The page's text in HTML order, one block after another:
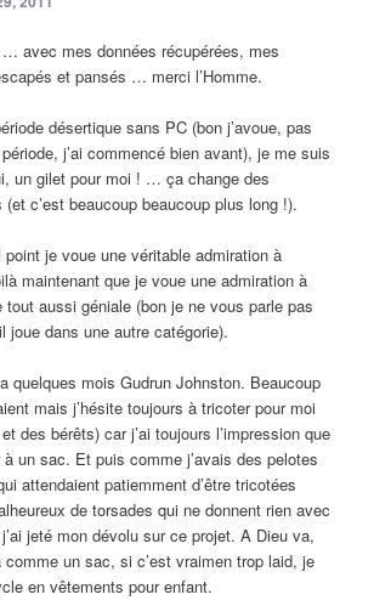
avec mes données récupérées, mes
et pansés … merci l’Homme.
désertique sans PC (bon j’avoue, pas
j’ai commencé bien avant), je me suis
un gilet pour moi ! … ça change des
c’est beaucoup beaucoup plus long !).
je voue une véritable admiration à
maintenant que je voue une admiration à
tout aussi géniale (bon je ne vous parle pas
joue dans une autre catégorie).
quelques mois Gudrun Johnston. Beaucoup
mais j’hésite toujours à tricoter pour moi
des bérêts) car j’ai toujours l’impression que
un sac. Et puis comme j’avais des pelotes
attendaient patiemment d’être tricotées
de torsades qui ne donnent rien avec
jeté mon dévolu sur ce projet. A Dieu va,
un sac, si c’est vraimen trop laid, je
en vêtements pour enfant.